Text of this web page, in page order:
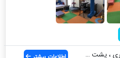
، پشت ب...